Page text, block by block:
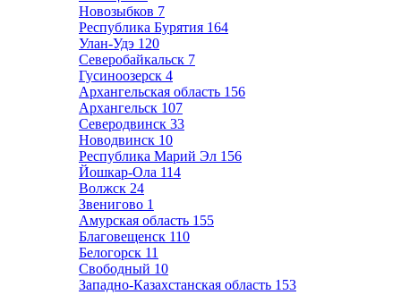
Новозыбков 7
Республика Бурятия 164
Улан-Удэ 120
Северобайкальск 7
Гусиноозерск 4
Архангельская область 156
Архангельск 107
Северодвинск 33
Новодвинск 10
Республика Марий Эл 156
Йошкар-Ола 114
Волжск 24
Звенигово 1
Амурская область 155
Благовещенск 110
Белогорск 11
Свободный 10
Западно-Казахстанская область 153